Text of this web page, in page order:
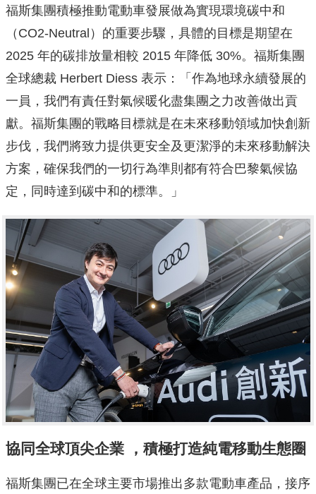
福斯集團積極推動電動車發展做為實現環境碳中和
（CO2-Neutral）的重要步驟，具體的目標是期望在
2025 年的碳排放量相較 2015 年降低 30%。福斯集團
全球總裁 Herbert Diess 表示：「作為地球永續發展的
一員，我們有責任對氣候暖化盡集團之力改善做出貢
獻。福斯集團的戰略目標就是在未來移動領域加快創新
步伐，我們將致力提供更安全及更潔淨的未來移動解決
方案，確保我們的一切行為準則都有符合巴黎氣候協
定，同時達到碳中和的標準。」
協同全球頂尖企業 ，積極打造純電移動生態圈
福斯集團已在全球主要市場推出多款電動車產品，接序